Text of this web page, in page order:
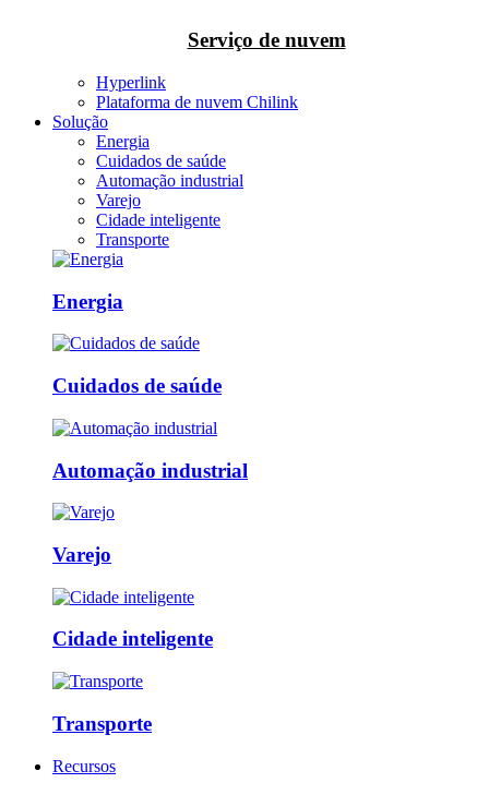
Serviço de nuvem
Hyperlink
Plataforma de nuvem Chilink
Solução
Energia
Cuidados de saúde
Automação industrial
Varejo
Cidade inteligente
Transporte
Energia
Cuidados de saúde
Automação industrial
Varejo
Cidade inteligente
Transporte
Recursos